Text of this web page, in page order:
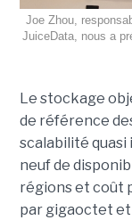
Joe Zhou,
JuiceData, nous a
Le stockage
de référence
scalabilité
neuf de
régions et coût
par gigaoctet et